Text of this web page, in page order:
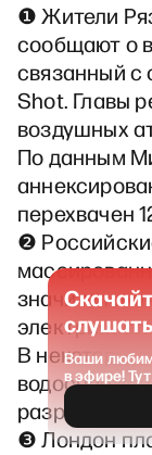
❶ Жители
сообщают о
связанный с
Shot. Главы
воздушных
По данным
перехвачен
❷
В некоторых
❸ Лондон
Ваши
в эфире!